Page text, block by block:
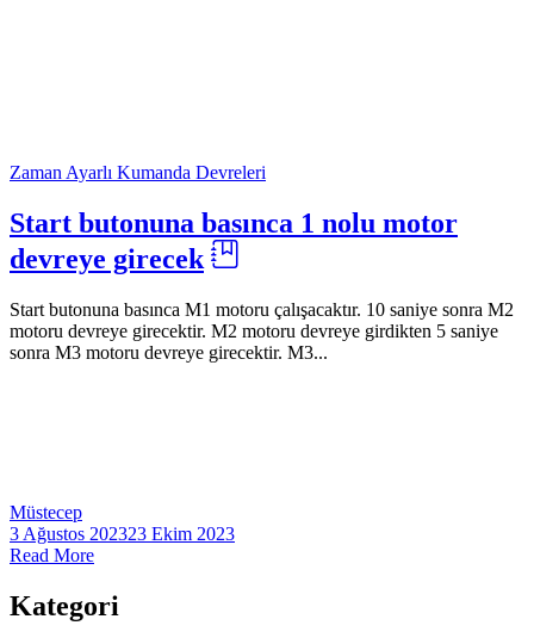
Zaman Ayarlı Kumanda Devreleri
Start butonuna basınca 1 nolu motor
devreye girecek
Start butonuna basınca M1 motoru çalışacaktır. 10 saniye sonra M2
motoru devreye girecektir. M2 motoru devreye girdikten 5 saniye
sonra M3 motoru devreye girecektir. M3...
Müstecep
3 Ağustos 202323 Ekim 2023
Read More
Kategori